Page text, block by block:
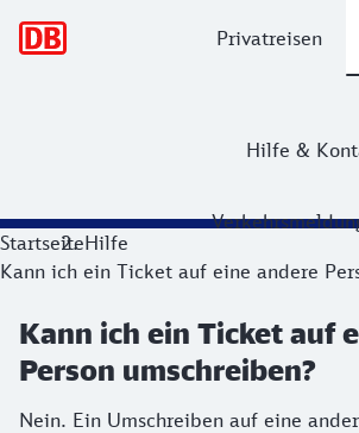
Privatreisen
Hilfe &
StartseiteHilfe
Kann ich ein Ticket auf eine andere
Kann ich ein Ticket auf
Person umschreiben?
Nein. Ein Umschreiben auf eine